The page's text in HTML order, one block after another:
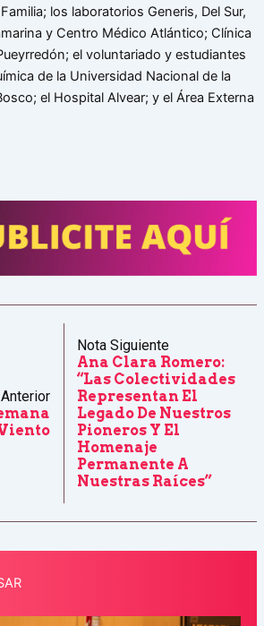
los laboratorios Generis, Del Sur,
y Centro Médico Atlántico; Clínica
el voluntariado y estudiantes
de la Universidad Nacional de la
el Hospital Alvear; y el Área Externa
Nota Siguiente
Ana Clara Romero:
“Las Colectividades
Representan El
Legado De Nuestros
Pioneros Y El
Homenaje
Permanente A
Nuestras Raíces”